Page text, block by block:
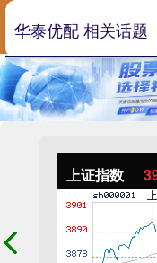
上证指数
华泰优配 相关话题